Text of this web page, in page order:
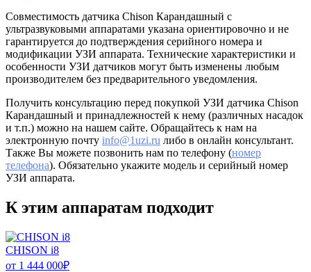
Совместимость датчика Chison Карандашный с
ультразвуковыми аппаратами указана ориентировочно и не
гарантируется до подтверждения серийного номера и
модификации УЗИ аппарата. Технические характеристики и
особенности УЗИ датчиков могут быть изменены любым
производителем без предварительного уведомления.
Получить консультацию перед покупкой УЗИ датчика Chison
Карандашный и принадлежностей к нему (различных насадок
и т.п.) можно на нашем сайте. Обращайтесь к нам на
электронную почту info@1uzi.ru либо в онлайн консультант.
Также Вы можете позвонить нам по телефону (номер
телефона). Обязательно укажите модель и серийный номер
УЗИ аппарата.
К этим аппаратам подходит
CHISON i8
от 1 444 000₽